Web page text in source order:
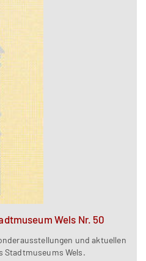
Wels Nr. 50
und aktuellen
Stadtmuseums Wels.